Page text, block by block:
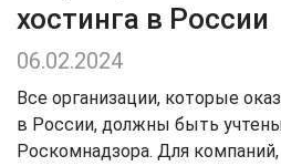
хостинга в России
06.02.2024
Все организации, которые
в России, должны быть
Роскомнадзора. Для